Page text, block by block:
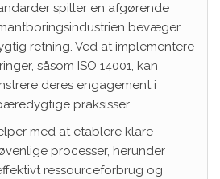
spiller en afgørende
bevæger
retning. Ved at implementere
såsom ISO 14001, kan
deres engagement i
praksisser.
med at etablere klare
processer, herunder
ressourceforbrug og